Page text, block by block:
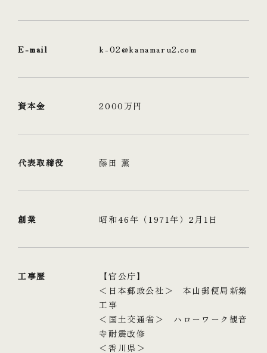
E-mail k-02@kanamaru2.com
資本金 2000万円
代表取締役 藤田 薫
創業 昭和46年（1971年）2月1日
工事歴
【官公庁】
＜日本郵政公社＞ 本山郵便局新築
工事
＜国土交通省＞ ハローワーク観音
寺耐震改修
＜香川県＞